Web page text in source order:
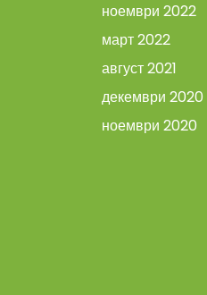
ноември 2022
март 2022
август 2021
декември 2020
ноември 2020